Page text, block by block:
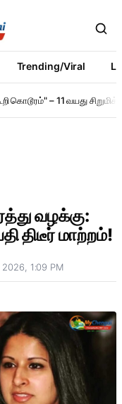
Trending/Viral
கொடூரம்" – 11 வயது
வழக்கு:
திடீர் மாற்றம்!
1:09 PM